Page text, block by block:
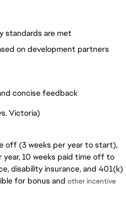
standards are met
on development partners
concise feedback
Victoria)
off (3 weeks per year to start),
year, 10 weeks paid time off to
disability insurance, and 401(k)
for bonus and other incentive